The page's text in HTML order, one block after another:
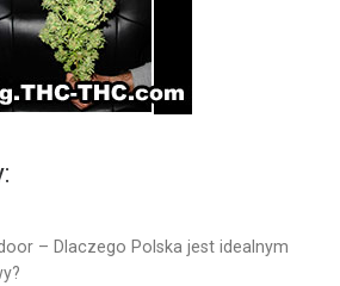
– Dlaczego Polska jest idealnym